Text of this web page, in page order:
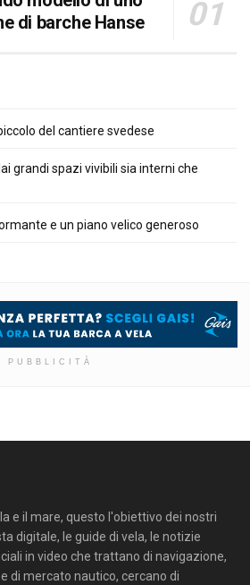
di barche Hanse
del cantiere svedese
grandi spazi vivibili sia interni che
e un piano velico generoso
PUBBLICITÀ
e il mare, questo l'obiettivo dei nostri
digitale, le guide di vela, le notizie
in video che trattano di navigazione,
di mercato nautico, cercano di